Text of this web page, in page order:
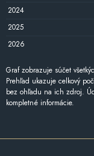
2024
2025
2026
Graf zobrazuje súčet
Prehľad ukazuje celkový
bez ohľadu na ich zdroj.
kompletné informácie.